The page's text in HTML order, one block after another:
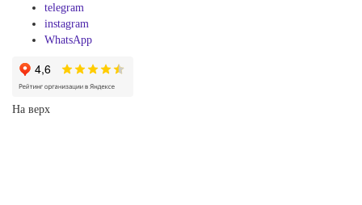
telegram
instagram
WhatsApp
На верх